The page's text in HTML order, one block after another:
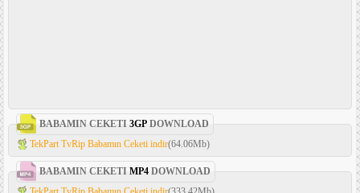
BABAMIN CEKETI 3GP DOWNLOAD
TekPart TvRip Babamın Ceketi indir(64.06Mb)
BABAMIN CEKETI MP4 DOWNLOAD